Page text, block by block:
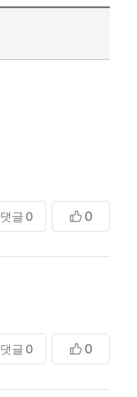
댓글 0 0
댓글 0 0